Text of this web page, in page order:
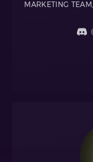
MARKETING